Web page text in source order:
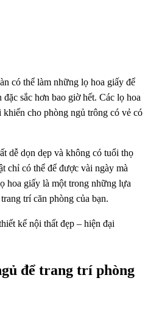
có thể làm những lọ hoa giấy để
sắc hơn bao giờ hết. Các lọ hoa
cho phòng ngủ trông có vẻ có
dễ dọn dẹp và không có tuổi thọ
chỉ có thể để được vài ngày mà
hoa giấy là một trong những lựa
trí căn phòng của bạn.
kế nội thất đẹp – hiện đại
để trang trí phòng